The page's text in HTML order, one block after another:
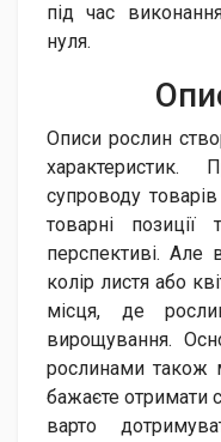
під час
нуля.
Описи рослин
характеристик.
супроводу
товарні
перспективі. Але
колір листя або
місця, де
вирощування.
рослинами також
бажаєте отримати
варто